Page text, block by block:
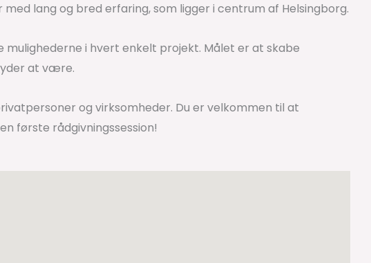
lang og bred erfaring, som ligger i centrum af Helsingborg.
mulighederne i hvert enkelt projekt. Målet er at skabe
at være.
og virksomheder. Du er velkommen til at
første rådgivningssession!